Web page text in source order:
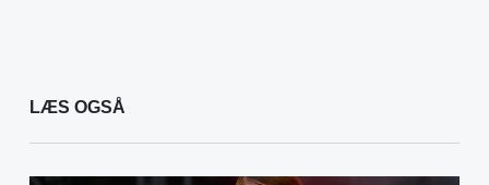
LÆS OGSÅ